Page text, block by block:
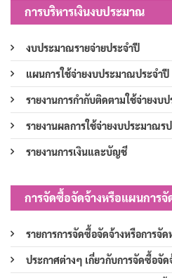
การบริหารเงินงบประมาณ
งบประมาณรายจ่ายประจำปี
แผนการใช้จ่ายงบประมาณประจำปี
รายงานการกำกับติดตามใช้จ่ายงบ
รายงานผลการใช้จ่ายงบประมาณร
รายงานการเงินและบัญชี
การจัดซื้อจัดจ้างหรือแผนการ
รายการการจัดซื้อจัดจ้างหรือการจั
ประกาศต่างๆ เกี่ยวกับการจัดซื้อจั